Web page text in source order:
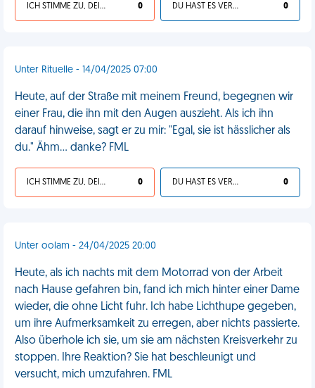
ICH STIMME ZU, DEIN LEBEN IST SCHEISSE 0 DU HAST ES VERDIENT 0
Unter Rituelle - 14/04/2025 07:00
Heute, auf der Straße mit meinem Freund, begegnen wir
einer Frau, die ihn mit den Augen auszieht. Als ich ihn
darauf hinweise, sagt er zu mir: "Egal, sie ist hässlicher als
du." Ähm... danke? FML
ICH STIMME ZU, DEIN LEBEN IST SCHEISSE 0 DU HAST ES VERDIENT 0
Unter oolam - 24/04/2025 20:00
Heute, als ich nachts mit dem Motorrad von der Arbeit
nach Hause gefahren bin, fand ich mich hinter einer Dame
wieder, die ohne Licht fuhr. Ich habe Lichthupe gegeben,
um ihre Aufmerksamkeit zu erregen, aber nichts passierte.
Also überhole ich sie, um sie am nächsten Kreisverkehr zu
stoppen. Ihre Reaktion? Sie hat beschleunigt und
versucht, mich umzufahren. FML